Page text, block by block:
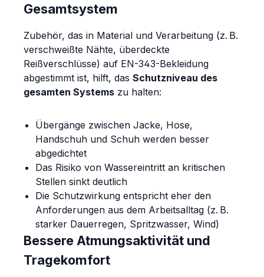
Gesamtsystem
Zubehör, das in Material und Verarbeitung (z. B.
verschweißte Nähte, überdeckte
Reißverschlüsse) auf EN-343-Bekleidung
abgestimmt ist, hilft, das Schutzniveau des
gesamten Systems zu halten:
Übergänge zwischen Jacke, Hose,
Handschuh und Schuh werden besser
abgedichtet
Das Risiko von Wassereintritt an kritischen
Stellen sinkt deutlich
Die Schutzwirkung entspricht eher den
Anforderungen aus dem Arbeitsalltag (z. B.
starker Dauerregen, Spritzwasser, Wind)
Bessere Atmungsaktivität und
Tragekomfort